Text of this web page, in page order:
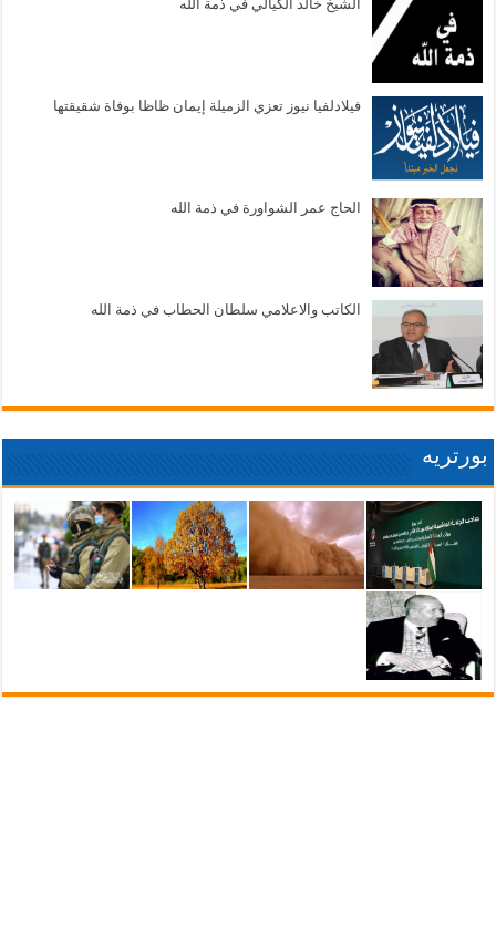
الشيخ خالد الكيالي في ذمة الله
فيلادلفيا نيوز تعزي الزميلة إيمان ظاظا بوفاة شقيقتها
الحاج عمر الشواورة في ذمة الله
الكاتب والاعلامي سلطان الحطاب في ذمة الله
بورتريه